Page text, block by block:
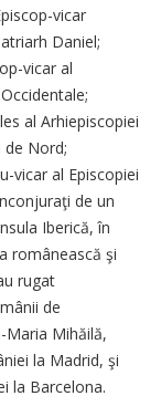
vicar
­Daniel;
vicar al
al Arhiepiscopiei
Nord;
vicar al Episcopiei
de un
Iberică, în
românească şi
rugat
de
Maria Mihăilă,
la Madrid, şi
la Barcelona.